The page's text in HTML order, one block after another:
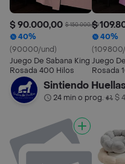
$ 90.000,00 $ 150.000,00
40%
(90000/und)
Juego De Sabana King
Rosada 400 Hilos
$
40%
Juego
Rosada
Sintiendo
24 min o prog.• $